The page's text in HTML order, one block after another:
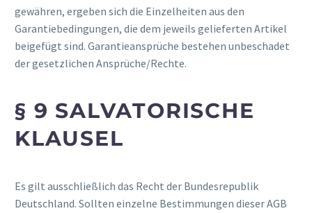
gewähren, ergeben sich die Einzelheiten aus den
Garantiebedingungen, die dem jeweils gelieferten Artikel
beigefügt sind. Garantieansprüche bestehen unbeschadet
der gesetzlichen Ansprüche/Rechte.
§ 9 SALVATORISCHE
KLAUSEL
Es gilt ausschließlich das Recht der Bundesrepublik
Deutschland. Sollten einzelne Bestimmungen dieser AGB